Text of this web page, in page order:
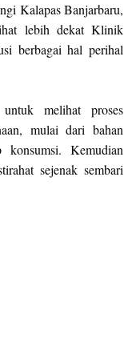
Kalapas Banjarbaru,
lebih dekat Klinik
berbagai hal perihal
melihat proses
mulai dari bahan
konsumsi. Kemudian
sejenak sembari